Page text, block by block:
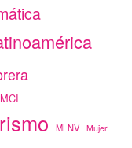
MCI
MLNV Mujer